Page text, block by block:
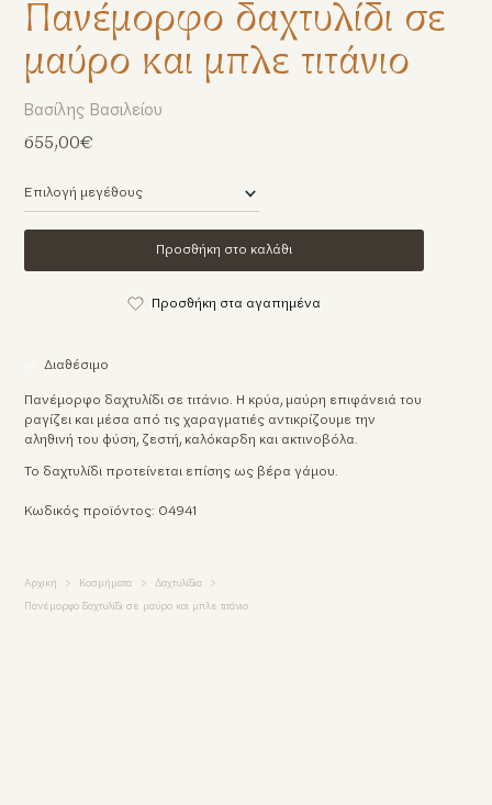
Βασίλης Βασιλείου
655,00€
Προσθήκη στο καλάθι
Προσθήκη στα αγαπημένα
Διαθέσιμο
Πανέμορφο δαχτυλίδι σε τιτάνιο. Η κρύα, μαύρη επιφάνειά του
ραγίζει και μέσα από τις χαραγματιές αντικρίζουμε την
αληθινή του φύση, ζεστή, καλόκαρδη και ακτινοβόλα.
Το δαχτυλίδι προτείνεται επίσης ως βέρα γάμου.
Κωδικός προϊόντος: 04941
Αρχική Κοσμήματα Δαχτυλίδια
Πανέμορφο δαχτυλίδι σε μαύρο και μπλε τιτάνιο
Πανέμορφο δαχτυλίδι σε
μαύρο και μπλε τιτάνιο